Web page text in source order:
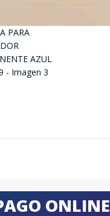
ONLINE